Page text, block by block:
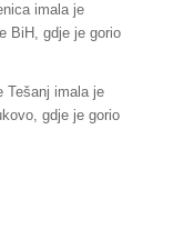
imala je
BiH, gdje je gorio
Tešanj imala je
gdje je gorio